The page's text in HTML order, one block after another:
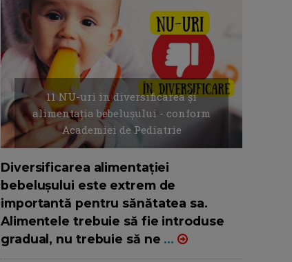
11 NU-uri in diversificarea și
alimentația bebelușului - conform
Academiei de Pediatrie
Diversificarea alimentației
bebelușului este extrem de
importantă pentru sănătatea sa.
Alimentele trebuie să fie introduse
gradual, nu trebuie să ne ...